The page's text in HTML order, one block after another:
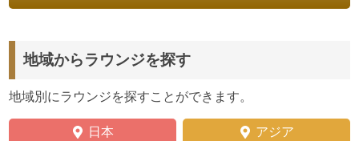
地域からラウンジを探す
地域別にラウンジを探すことができます。
日本 アジア